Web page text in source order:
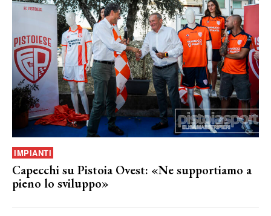
IMPIANTI
Capecchi su Pistoia Ovest: «Ne supportiamo a
pieno lo sviluppo»